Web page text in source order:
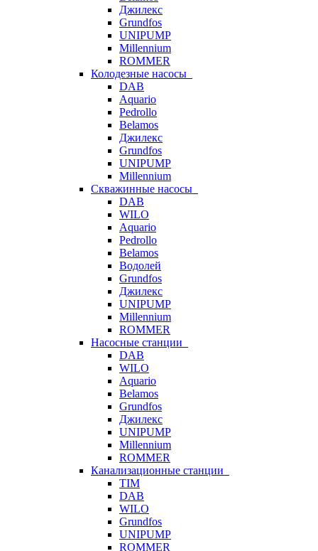
Джилекс
Grundfos
UNIPUMP
Millennium
ROMMER
Колодезные насосы
DAB
Aquario
Pedrollo
Belamos
Джилекс
Grundfos
UNIPUMP
Millennium
Скважинные насосы
DAB
WILO
Aquario
Pedrollo
Belamos
Водолей
Grundfos
Джилекс
UNIPUMP
Millennium
ROMMER
Насосные станции
DAB
WILO
Aquario
Belamos
Grundfos
Джилекс
UNIPUMP
Millennium
ROMMER
Канализационные станции
TIM
DAB
WILO
Grundfos
UNIPUMP
ROMMER